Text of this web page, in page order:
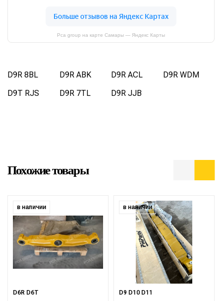
Pca group на карте Самары — Яндекс Карты
D9R 8BL D9R ABK D9R ACL
D9R WDM
D9T RJS
D9R 7TL D9R JJB
Похожие товары
в наличии
D6R D6T
в наличии
D9 D10 D11